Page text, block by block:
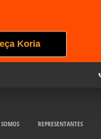
Koria
REPRESENTANTES